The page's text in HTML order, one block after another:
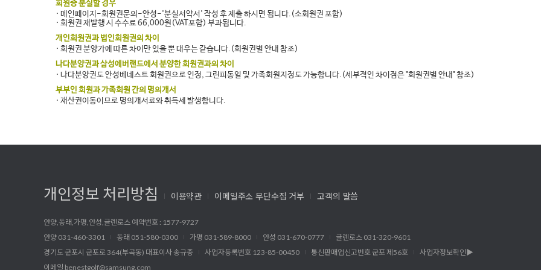
회원증 분실할 경우
· 메인페이지-회원권문의-안성-'분실서약서' 작성 후 제출 하시면 됩니다.(소회원권 포함)
· 회원권 재발행 시 수수료 66,000원(VAT포함) 부과됩니다.
개인회원권과 법인회원권의 차이
· 회원권 분양가에 따른 차이만 있을 뿐 대우는 같습니다.(회원권별 안내 참조)
나다분양권과 삼성에버랜드에서 분양한 회원권과의 차이
· 나다분양권도 안성베네스트 회원권으로 인정, 그린피동일 및 가족회원지정도 가능합니다.(세부적인 차이점은 "회원권별 안내" 참조)
부부인 회원과 가족회원 간의 명의개서
· 재산권이동이므로 명의개서료와 취득세 발생합니다.
개인정보 처리방침 이용약관 이메일주소 무단수집 거부 고객의 말씀
안양,동래,가평,안성,글렌로스 예약번호 : 1577-9727
안양 031-460-3301
동래 051-580-0300 가평 031-589-8000 안성 031-670-0777
글렌로스 031-320-9601
경기도 군포시 군포로 364(부곡동) 대표이사 송규종
사업자등록번호 123-85-00450 통신판매업신고번호 군포 제56호
사업자정보확인▶
이메일 benestgolf@samsung.com